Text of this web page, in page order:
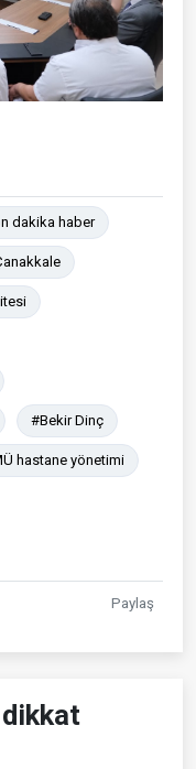
dakika haber
#Bekir Dinç
hastane yönetimi
Paylaş